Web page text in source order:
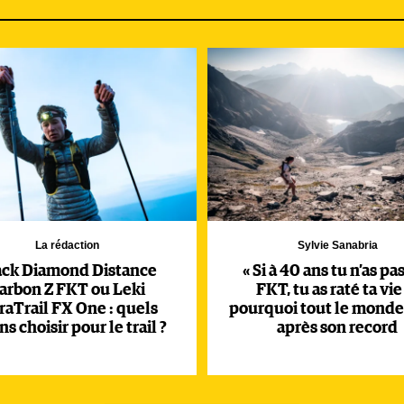
Germain m'a aidé dans ma
fulgurante est due à plusieurs facteurs principaux.
drôle, intelligent que rigoureux. Tous deux se sont
se soit installée à Zurich, en Suisse, pour préparer un
du village typique à Saint-Dalmage trois ans après. «
Nice », explique le traileur originaire de la région. « J'ai
et les sentiers souvent déserts […] J’ai couru 250
bouquetins, des cerfs, des renards… et pas de segments
La rédaction
Diamond Distance
Z FKT ou Leki
FX One : quels
choisir pour le trail ?
Sylvie Sanabria
« Si à 40 ans tu n’as
FKT, tu as raté ta vie
pourquoi tout le
après son record